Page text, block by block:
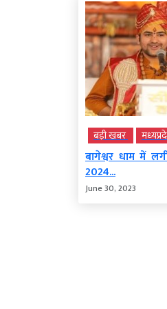
बड़ी खबर
बागेश्वर धाम में
2024...
June 30, 2023